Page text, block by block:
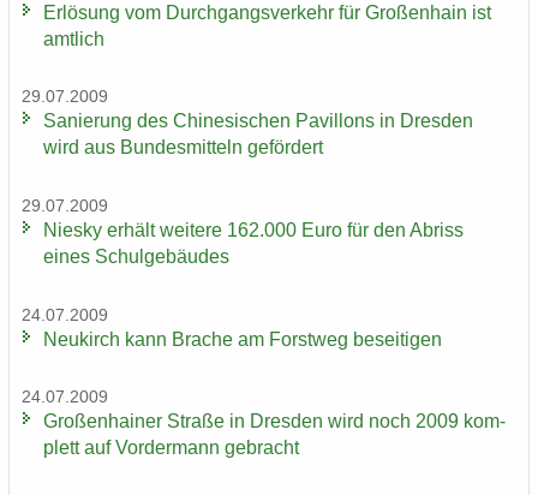
Er­lö­sung vom Durch­gangs­ver­kehr für Gro­ßen­hain ist
amt­lich
29.07.2009
Sa­nie­rung des Chi­ne­si­schen Pa­vil­lons in Dres­den
wird aus Bun­des­mit­teln ge­för­dert
29.07.2009
Nies­ky er­hält wei­te­re 162.000 Euro für den Ab­riss
eines Schul­ge­bäu­des
24.07.2009
Neu­kirch kann Bra­che am Forst­weg be­sei­ti­gen
24.07.2009
Gro­ßen­hai­ner Stra­ße in Dres­den wird noch 2009 kom­
plett auf Vor­der­mann ge­bracht